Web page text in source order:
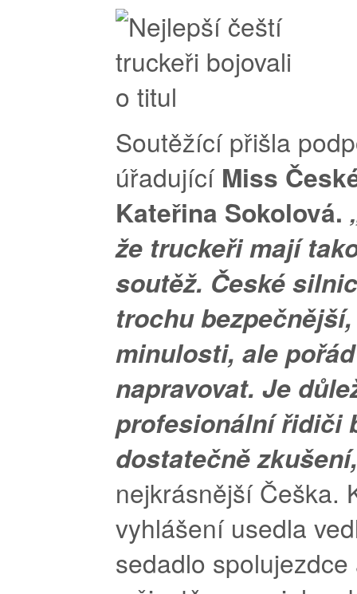
Soutěžící přišla
úřadující Miss
Kateřina Sokolová.
že truckeři mají
soutěž. České
trochu
minulosti, ale
napravovat. Je
profesionální řidiči
dostatečně
nejkrásnější Češka.
vyhlášení usedla
sedadlo